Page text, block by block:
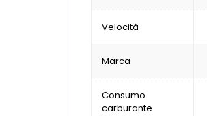
Velocità
Marca
Consumo
carburante